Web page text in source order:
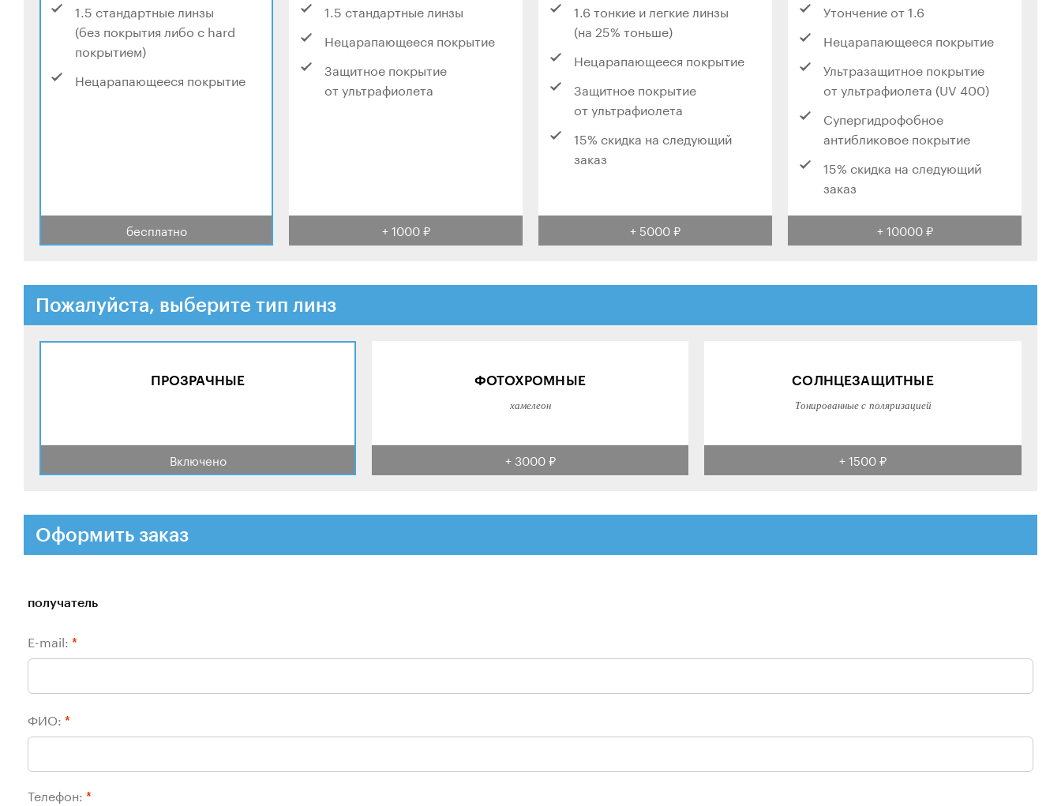
1.5 стандартные линзы
(без покрытия либо с hard
покрытием)
Нецарапающееся покрытие
бесплатно
1.5 стандартные линзы
Нецарапающееся покрытие
Защитное покрытие
от ультрафиолета
+ 1000 ₽
1.6 тонкие и легкие линзы
(на 25% тоньше)
Нецарапающееся покрытие
Защитное покрытие
от ультрафиолета
15% скидка на следующий
заказ
+ 5000 ₽
Утончение от 1.6
Нецарапающееся покрытие
Ультразащитное покрытие
от ультрафиолета (UV 400)
Супергидрофобное
антибликовое покрытие
15% скидка на следующий
заказ
+ 10000 ₽
Пожалуйста, выберите тип линз
ПРОЗРАЧНЫЕ
Включено
ФОТОХРОМНЫЕ
хамелеон
+ 3000 ₽
СОЛНЦЕЗАЩИТНЫЕ
Тонированные с поляризацией
+ 1500 ₽
Оформить заказ
получатель
E-mail: *
ФИО: *
Телефон: *